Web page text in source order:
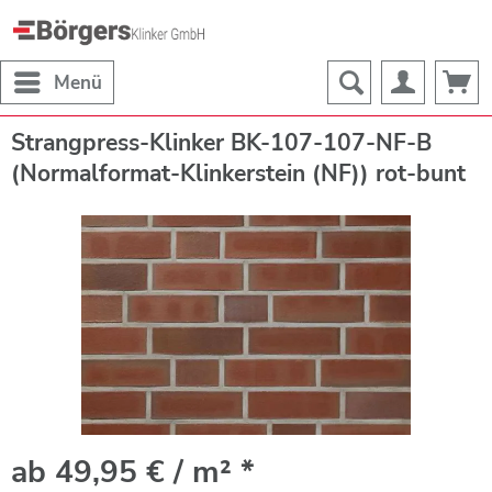
Menü
Strangpress-Klinker BK-107-107-NF-B
(Normalformat-Klinkerstein (NF)) rot-bunt
ab 49,95 € / m² *